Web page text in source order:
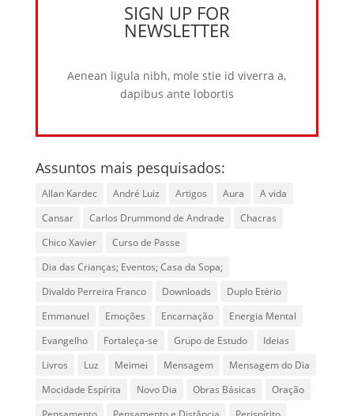
SIGN UP FOR
NEWSLETTER
Aenean ligula nibh, mole stie id viverra a,
dapibus ante lobortis
Assuntos mais pesquisados:
Allan Kardec André Luiz Artigos Aura
A vida
Cansar
Carlos Drummond de Andrade
Chacras
Chico Xavier
Curso de Passe
Dia das Crianças; Eventos; Casa da Sopa;
Divaldo Perreira Franco
Downloads
Duplo Etério
Emmanuel
Emoções Encarnação
Energia Mental
Evangelho
Fortaleça-se Grupo de Estudo
Ideias
Livros
Luz Meimei Mensagem
Mensagem do Dia
Mocidade Espírita
Novo Dia Obras Básicas
Oração